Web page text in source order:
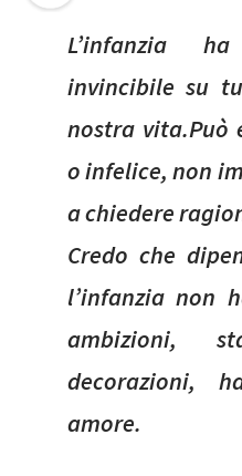
L’infanzia
invincibile su
nostra vita.Può
o infelice, non
a chiedere
Credo che
l’infanzia non
ambizioni,
decorazioni,
amore.